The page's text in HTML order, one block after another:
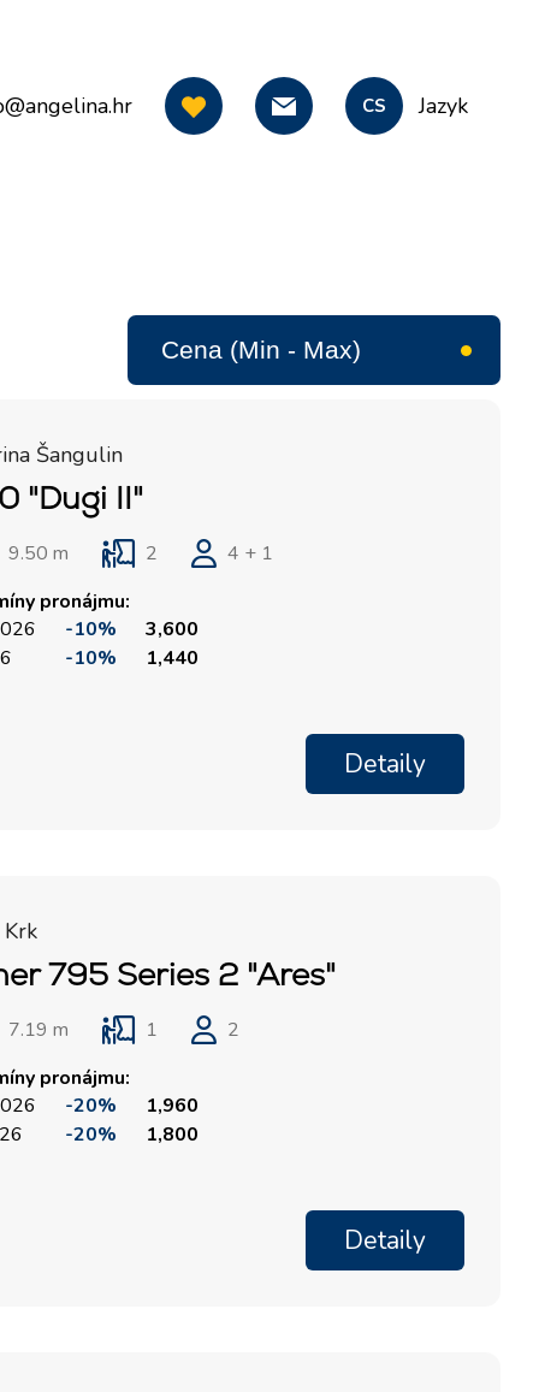
CS Jazyk
Šangulin
"Dugi II"
9.50 m 2
4 + 1
pronájmu:
-10%
3,600
-10% 1,440
Detaily
795 Series 2 "Ares"
7.19 m 1
2
pronájmu:
-20%
1,960
-20% 1,800
Detaily